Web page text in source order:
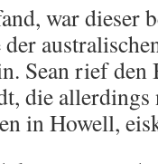
war dieser
Sean rief
die
in Howell,